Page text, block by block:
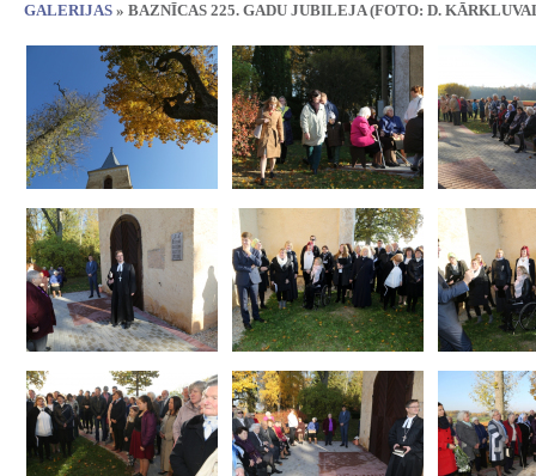
GALERIJAS » BAZNĪCAS 225. GADU JUBILEJA (FOTO: D.